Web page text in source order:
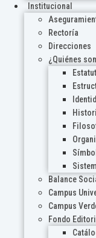
Institucional
Rectoría
Direcciones
¿Quiénes
Balance
Campus
Campus
Fondo